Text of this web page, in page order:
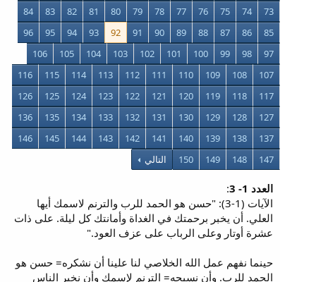
73
74
75
76
77
78
79
80
81
82
83
84
85
86
87
88
89
90
91
92
93
94
95
96
97
98
99
100
101
102
103
104
105
106
107
108
109
110
111
112
113
114
115
116
117
118
119
120
121
122
123
124
125
126
127
128
129
130
131
132
133
134
135
136
137
138
139
140
141
142
143
144
145
146
147
148
149
150 التالي
العدد 1- 3
:
الآيات (1-3): "حسن هو الحمد للرب والترنم لاسمك أيها
العلي. أن يخبر برحمتك في الغداة وأمانتك كل ليلة. على ذات
عشرة أوتار وعلى الرباب على عزف العود."
حينما نفهم عمل الله الخلاصي لنا علينا أن نشكره= حسن هو
الحمد للرب. وأن نسبحه= الترنم لإسمك وأن نخبر الناس